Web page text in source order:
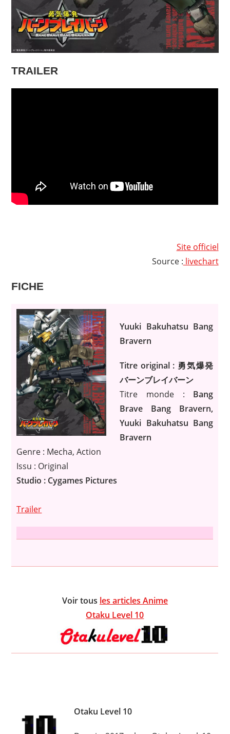
TRAILER
Site officiel
Source : livechart
FICHE
Yuuki Bakuhatsu Bang
Bravern
Titre original : 勇気爆発
バーンブレイバーン
Titre monde : Bang
Brave Bang Bravern,
Yuuki Bakuhatsu Bang
Bravern
Genre : Mecha, Action
Issu : Original
Studio : Cygames Pictures
Trailer
Voir tous les articles Anime
Otaku Level 10
Otaku Level 10